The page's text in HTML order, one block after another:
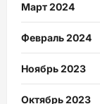
Март 2024
Февраль 2024
Ноябрь 2023
Октябрь 2023